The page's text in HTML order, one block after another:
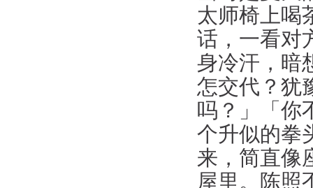
太师椅上喝
话，一看对
身冷汗，暗
怎交代？犹
吗？」「你
个升似的拳
来，简直像
屋里。陈照